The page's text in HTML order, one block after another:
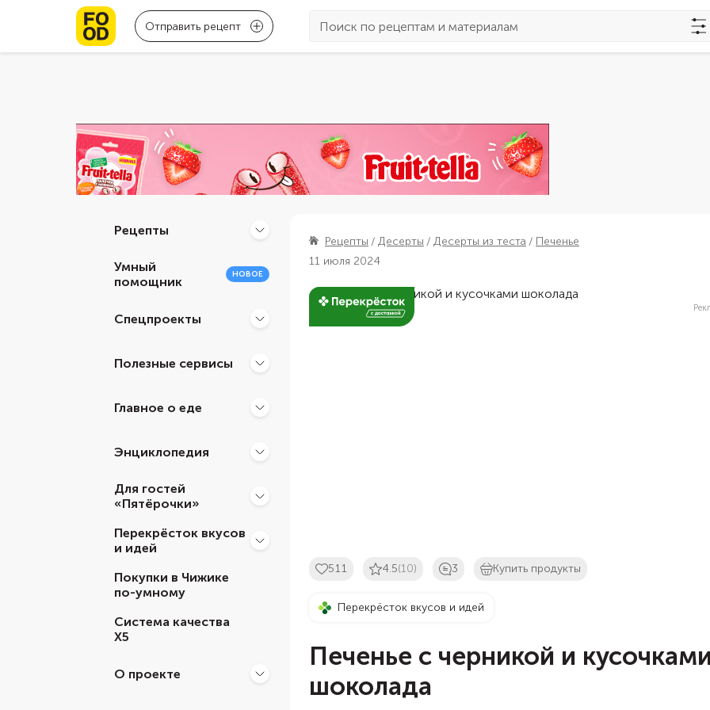
Отправить рецепт
Рецепты
Умный
помощник
НОВОЕ
Спецпроекты
Полезные сервисы
Главное о еде
Энциклопедия
Для гостей
«Пятёрочки»
Перекрёсток вкусов
и идей
Покупки в Чижике
по-умному
Система качества
Х5
О проекте
Рецепты Десерты Десерты из теста
Печенье
11 июля 2024
511 4.5(10) 3 Купить продукты
Перекрёсток вкусов и идей
Печенье с черникой и
шоколада